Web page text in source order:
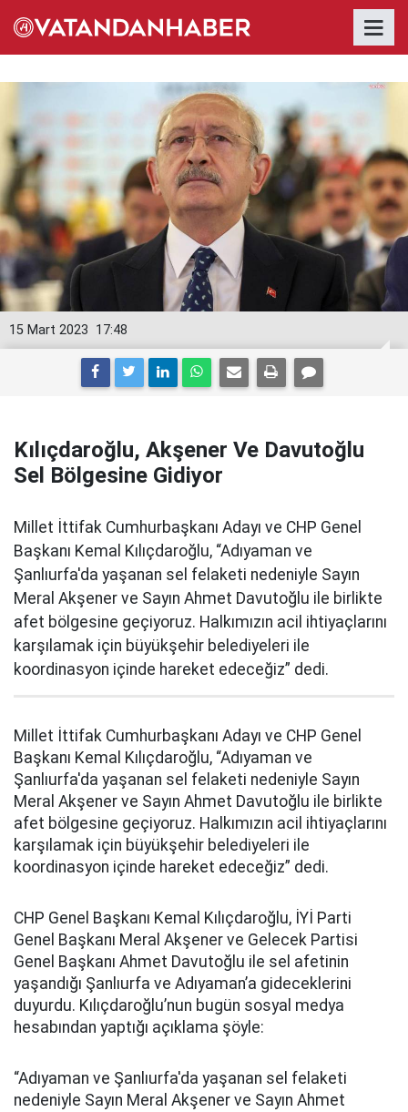
17:48
15 Mart 2023
Kılıçdaroğlu, Akşener Ve Davutoğlu
Sel Bölgesine Gidiyor
Millet İttifak Cumhurbaşkanı Adayı ve CHP Genel
Başkanı Kemal Kılıçdaroğlu, “Adıyaman ve
Şanlıurfa'da yaşanan sel felaketi nedeniyle Sayın
Meral Akşener ve Sayın Ahmet Davutoğlu ile birlikte
afet bölgesine geçiyoruz. Halkımızın acil ihtiyaçlarını
karşılamak için büyükşehir belediyeleri ile
koordinasyon içinde hareket edeceğiz” dedi.
Millet İttifak Cumhurbaşkanı Adayı ve CHP Genel
Başkanı Kemal Kılıçdaroğlu, “Adıyaman ve
Şanlıurfa'da yaşanan sel felaketi nedeniyle Sayın
Meral Akşener ve Sayın Ahmet Davutoğlu ile birlikte
afet bölgesine geçiyoruz. Halkımızın acil ihtiyaçlarını
karşılamak için büyükşehir belediyeleri ile
koordinasyon içinde hareket edeceğiz” dedi.
CHP Genel Başkanı Kemal Kılıçdaroğlu, İYİ Parti
Genel Başkanı Meral Akşener ve Gelecek Partisi
Genel Başkanı Ahmet Davutoğlu ile sel afetinin
yaşandığı Şanlıurfa ve Adıyaman’a gideceklerini
duyurdu. Kılıçdaroğlu’nun bugün sosyal medya
hesabından yaptığı açıklama şöyle:
“Adıyaman ve Şanlıurfa'da yaşanan sel felaketi
nedeniyle Sayın Meral Akşener ve Sayın Ahmet